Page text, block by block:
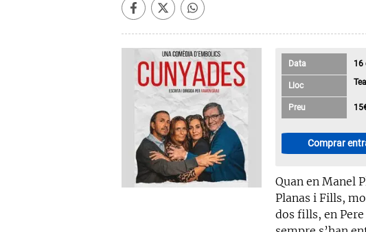
Data 16
Lloc
Preu
Comprar
Quan en Manel
Planas i Fills,
dos fills, en